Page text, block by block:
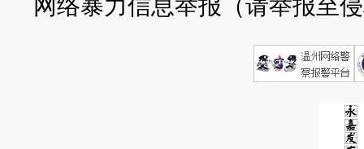
网络暴力信息举报（请举报至